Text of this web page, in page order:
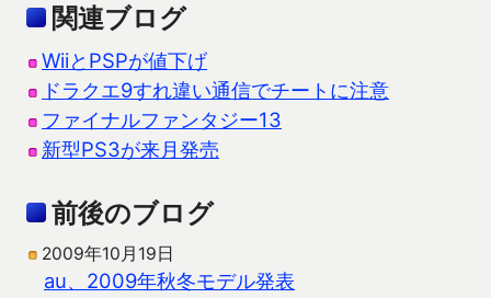
関連ブログ
WiiとPSPが値下げ
ドラクエ9すれ違い通信でチートに注意
ファイナルファンタジー13
新型PS3が来月発売
前後のブログ
2009年10月19日
au、2009年秋冬モデル発表